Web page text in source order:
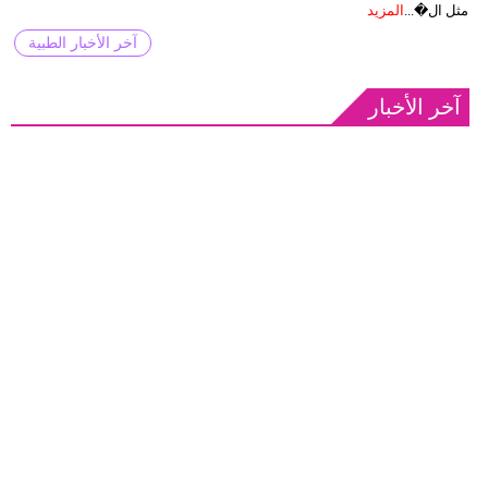
مثل ال�...
المزيد
آخر الأخبار الطبية
آخر الأخبار